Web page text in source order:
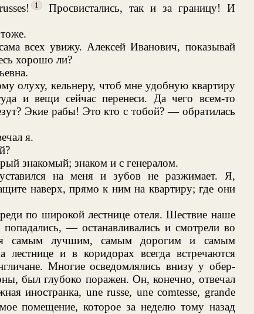
1
Просвистались, так и за границу! И
всех увижу. Алексей Иванович, показывай
хорошо ли?
олуху, кельнеру, чтоб мне удобную квартиру
и вещи сейчас перенеси. Да чего всем-то
Экие рабы! Это кто с тобой? — обратилась
я.
знакомый; знаком и с генералом.
на меня и зубов не разжимает. Я,
наверх, прямо к ним на квартиру; где они
по широкой лестнице отеля. Шествие наше
— останавливались и смотрели во
самым лучшим, самым дорогим и самым
лестнице и в коридорах всегда встречаются
Многие осведомлялись внизу у обер-
был глубоко поражен. Он, конечно, отвечал
иностранка, une russe, une comtesse, grande
помещение, которое за неделю тому назад